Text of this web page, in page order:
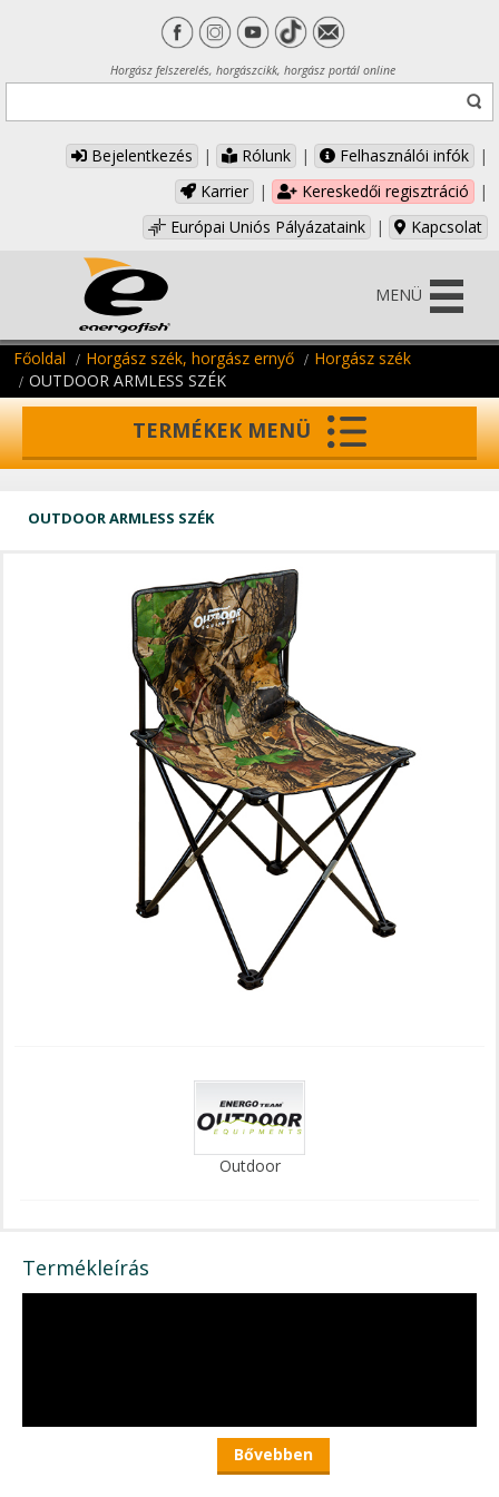
Horgász felszerelés, horgászcikk, horgász portál online
Bejelentkezés | Rólunk | Felhasználói infók
|
Karrier
| Kereskedői regisztráció
|
Európai Uniós Pályázataink
| Kapcsolat
MENÜ
Főoldal Horgász szék, horgász ernyő
Horgász szék
OUTDOOR ARMLESS SZÉK
TERMÉKEK MENÜ
OUTDOOR ARMLESS SZÉK
Outdoor
Termékleírás
Bővebben